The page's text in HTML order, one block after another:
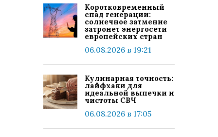
Коротковременный
спад генерации:
солнечное затмение
затронет энергосети
европейских стран
06.08.2026 в 19:21
Кулинарная точность:
лайфхаки для
идеальной выпечки и
чистоты СВЧ
06.08.2026 в 17:05